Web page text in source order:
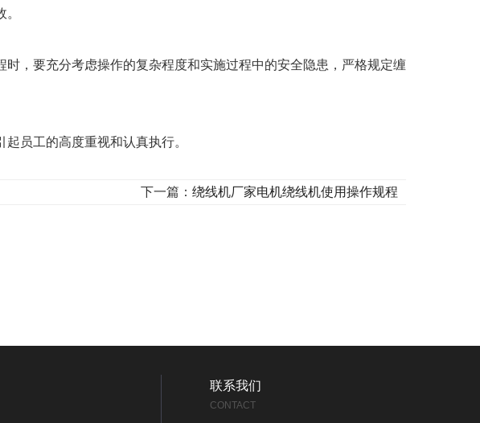
，要充分考虑操作的复杂程度和实施过程中的安全隐患，严格规定缠
员工的高度重视和认真执行。
下一篇： 绕线机厂家电机绕线机使用操作规程
联系我们
CONTACT